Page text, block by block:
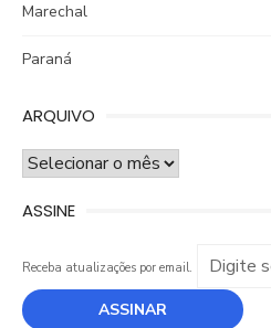
Marechal
Paraná
ARQUIVO
ARQUIVO
ASSINE
Receba atualizações por email.